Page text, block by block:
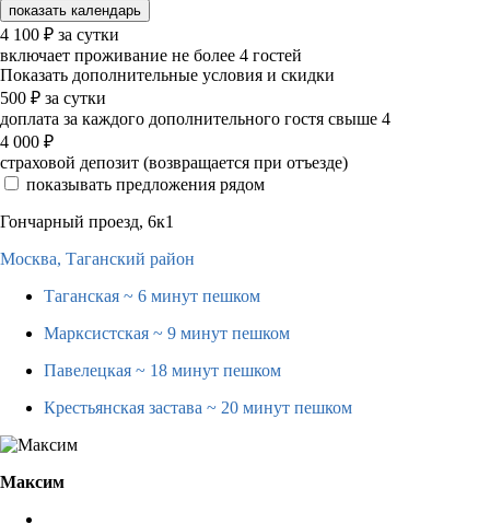
показать календарь
4 100 ₽ за сутки
включает проживание не более 4 гостей
Показать дополнительные условия и скидки
500 ₽ за сутки
доплата за каждого дополнительного гостя свыше 4
4 000 ₽
страховой депозит (возвращается при отъезде)
показывать предложения рядом
Гончарный проезд, 6к1
Москва, Таганский район
Таганская ~ 6 минут пешком
Марксистская ~ 9 минут пешком
Павелецкая ~ 18 минут пешком
Крестьянская застава ~ 20 минут пешком
Максим